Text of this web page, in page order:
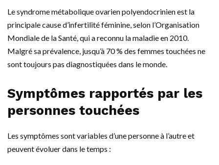
Le syndrome métabolique ovarien polyendocrinien est la
principale cause d’infertilité féminine, selon l’Organisation
Mondiale de la Santé, qui a reconnu la maladie en 2010.
Malgré sa prévalence, jusqu’à 70 % des femmes touchées ne
sont toujours pas diagnostiquées dans le monde.
Symptômes rapportés par les
personnes touchées
Les symptômes sont variables d’une personne à l’autre et
peuvent évoluer dans le temps :